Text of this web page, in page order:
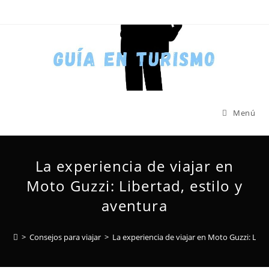
Menú
La experiencia de viajar en
Moto Guzzi: Libertad, estilo y
aventura
> Consejos para viajar > La experiencia de viajar en Moto Guzzi: